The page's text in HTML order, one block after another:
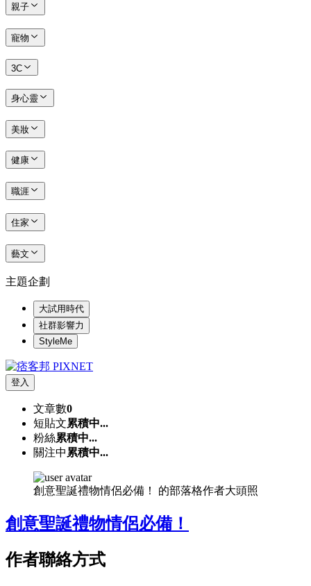
親子
寵物
3C
身心靈
美妝
健康
職涯
住家
藝文
主題企劃
大試用時代
社群影響力
StyleMe
登入
文章數0
短貼文累積中...
粉絲累積中...
關注中 累積中...
創意聖誕禮物情侶必備！ 的部落格作者大頭照
創意聖誕禮物情侶必備！
作者聯絡方式